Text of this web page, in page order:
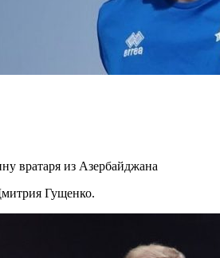
вратаря из Азербайджана
Гущенко.